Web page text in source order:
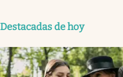
Destacadas de hoy